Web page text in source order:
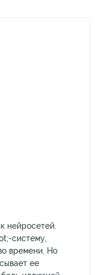
нейросетей.
систему,
времени. Но
ее